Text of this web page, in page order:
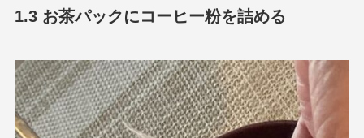
1.3 お茶パックにコーヒー粉を詰める